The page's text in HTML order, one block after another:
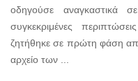
οδηγούσε αναγκαστικά
συγκεκριμένες
ζητήθηκε σε πρώτη φάση
αρχείο των ...